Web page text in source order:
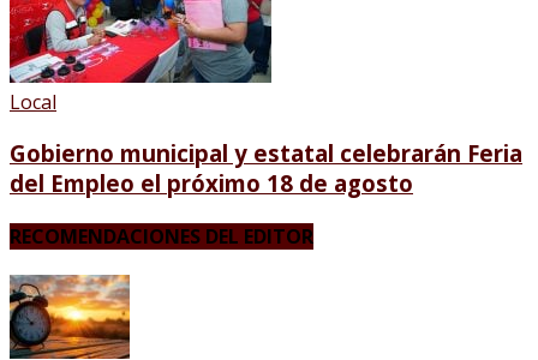
Local
Gobierno municipal y estatal celebrarán Feria
del Empleo el próximo 18 de agosto
RECOMENDACIONES DEL EDITOR